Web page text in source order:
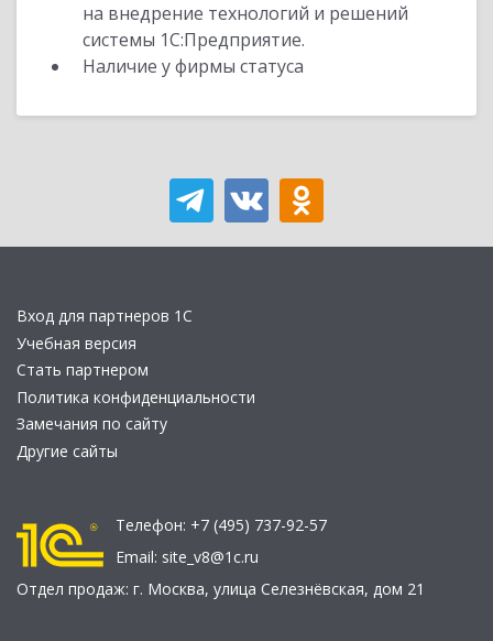
на внедрение технологий и решений
системы 1С:Предприятие.
Наличие у фирмы статуса
Вход для партнеров 1С
Учебная версия
Стать партнером
Политика конфиденциальности
Замечания по сайту
Другие сайты
Телефон: +7 (495) 737-92-57
Email: site_v8@1c.ru
Отдел продаж: г. Москва, улица Селезнёвская, дом 21